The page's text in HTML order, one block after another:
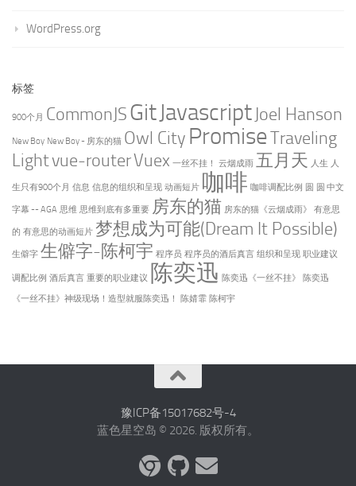
WordPress.org
标签
900个月 CommonJSGitJavascript Joel Hanson
New Boy New Boy - 房东的猫 Owl City PromiseTraveling
Lightvue-routerVuex 一丝不挂！ 云烟成雨 五月天 人生 人
生只有900个月 信息 信息的组织和呈现 动画短片 咖啡 咖啡调配比例 圆 圆 中文
字幕 -- AGA 思维 思维到底有多重要 房东的猫 房东的猫《云烟成雨》 有意思
的 有意思的动画短片 梦想成为可能(Dream It Possible)
生僻字 生僻字-陈柯宇 程序员 程序员的酒后真言 组织和呈现 职业建议
调配比例 酒后真言 重要的职业建议 陈奕迅 陈奕迅《一丝不挂》
陈奕迅
《一丝不挂》神级现场！造型就服陈奕迅！
陈婧霏 陈柯宇
豫ICP备15017682号-4
蓝色星空岛 © 2026. 版权所有。